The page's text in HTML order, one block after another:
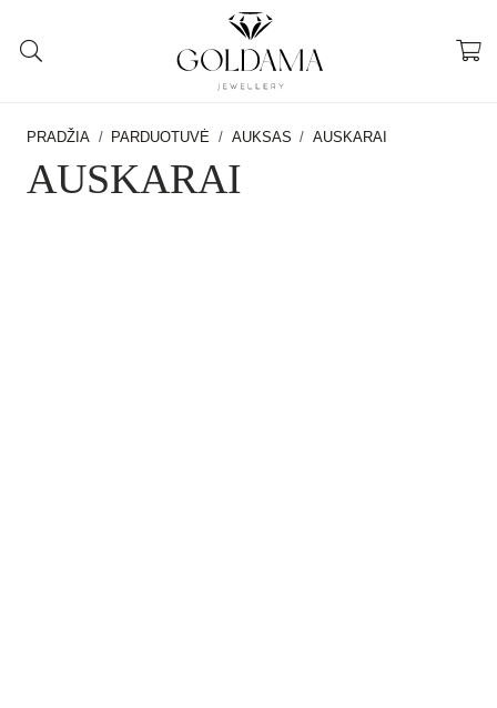
PRADŽIA / PARDUOTUVĖ / AUKSAS / AUSKARAI
AUSKARAI